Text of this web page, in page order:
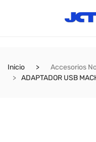
Inicio
Accesorios
ADAPTADOR USB